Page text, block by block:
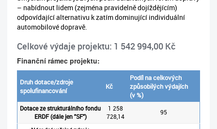
– nabídnout lidem (zejména pravidelně dojíždějícím)
odpovídající alternativu k zatím dominující individuální
automobilové dopravě.
Celkové výdaje projektu: 1 542 994,00 Kč
Finanční rámec projektu:
Druh dotace/zdroje
spolufinancování
Kč
Podíl na celkových
způsobilých výdajích
(v %)
Dotace ze strukturálního fondu
ERDF (dále jen "SF")
1 258
728,14
95